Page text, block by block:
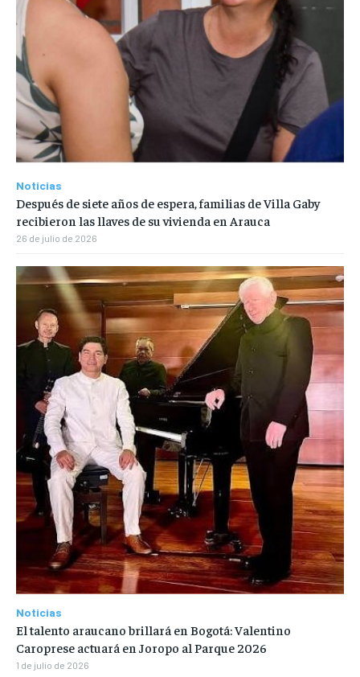
Noticias
Después de siete años de espera, familias de Villa Gaby
recibieron las llaves de su vivienda en Arauca
26 de julio de 2026
Noticias
El talento araucano brillará en Bogotá: Valentino
Caroprese actuará en Joropo al Parque 2026
1 de julio de 2026